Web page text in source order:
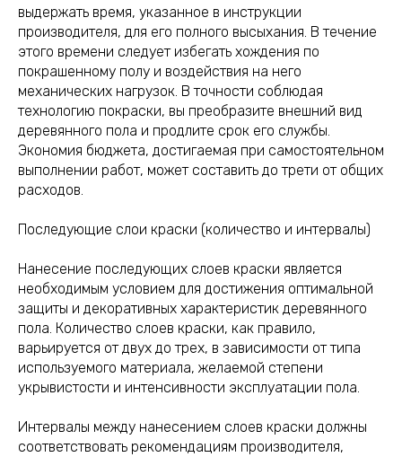
выдержать время, указанное в инструкции
производителя, для его полного высыхания. В течение
этого времени следует избегать хождения по
покрашенному полу и воздействия на него
механических нагрузок. В точности соблюдая
технологию покраски, вы преобразите внешний вид
деревянного пола и продлите срок его службы.
Экономия бюджета, достигаемая при самостоятельном
выполнении работ, может составить до трети от общих
расходов.
Последующие слои краски (количество и интервалы)
Нанесение последующих слоев краски является
необходимым условием для достижения оптимальной
защиты и декоративных характеристик деревянного
пола. Количество слоев краски, как правило,
варьируется от двух до трех, в зависимости от типа
используемого материала, желаемой степени
укрывистости и интенсивности эксплуатации пола.
Интервалы между нанесением слоев краски должны
соответствовать рекомендациям производителя,